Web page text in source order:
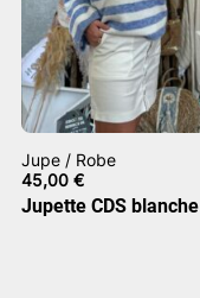
Jupe / Robe
45,00 €
Jupette CDS blanche